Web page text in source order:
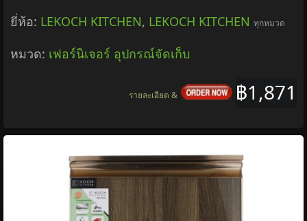
ยี่ห้อ: LEKOCH KITCHEN, LEKOCH KITCHEN ทุกหมวด
หมวด: เฟอร์นิเจอร์ อุปกรณ์จัดเก็บ
฿1,871
รายละเอียด &